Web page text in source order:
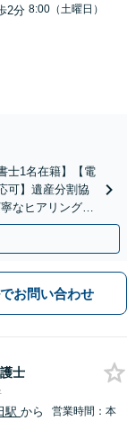
2分 8:00（土曜日）
士1名在籍】【電
可】遺産分割協
なヒアリングを
お問い合わせ
士
駅から
営業時間：本